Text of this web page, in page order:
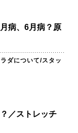
病、6月病？原
ダについて/スタッ
／ストレッチ